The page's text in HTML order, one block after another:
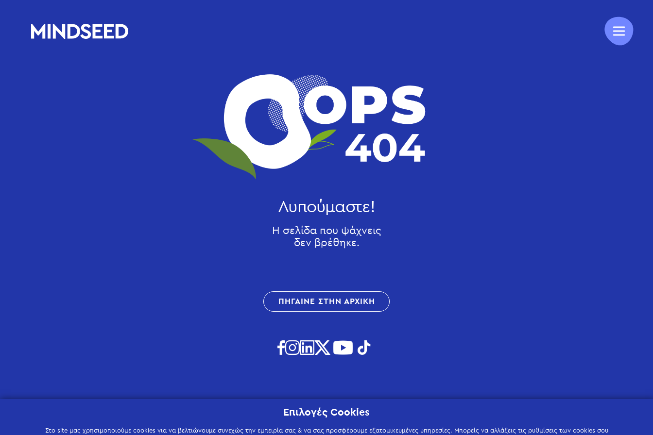
Λυπούμαστε!
Η σελίδα που ψάχνεις
δεν βρέθηκε.
ΠΗΓΑΙΝΕ ΣΤΗΝ ΑΡΧΙΚΗ
Επιλογές Cookies
Στο site μας χρησιμοποιούμε cookies για να βελτιώνουμε συνεχώς την εμπειρία σας & να σας προσφέρουμε εξατομικευμένες υπηρεσίες. Μπορείς να αλλάξεις τις ρυθμίσεις των cookies σου